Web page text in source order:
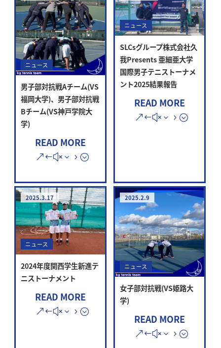
ニュース
男子部対抗戦Aチーム(VS
福岡大学)、男子部対抗戦
Bチーム(VS神戸学院大
学)
READ MORE
ニュース
SLCsグループ株式会社久
我Presents 亜細亜大学
国際男子テニストーナメ
ント2025結果報告
READ MORE
2025.3.17
ニュース
2024年度関西学生新進テ
ニストーナメント
READ MORE
2025.2.9
ニュース
女子部対抗戦(VS姫路大
学)
READ MORE